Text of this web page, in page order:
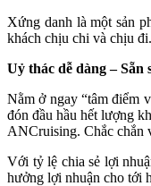
Xứng danh là một sản
khách chịu chi và chịu
Uỷ thác dễ dàng – Sẵn
Nằm ở ngay “tâm điểm
đón đầu hầu hết lượng
ANCruising. Chắc chắn
Với tỷ lệ chia sẻ lợi
hưởng lợi nhuận cho tới